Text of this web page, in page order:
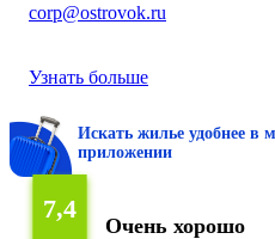
corp@ostrovok.ru
Узнать больше
Искать жилье удобнее в
приложении
7,4
Очень хорошо